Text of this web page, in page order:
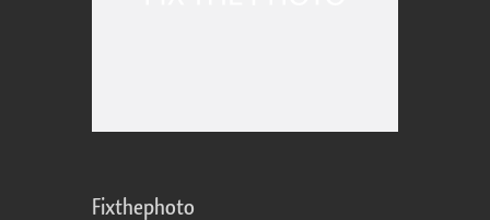
Fixthephoto